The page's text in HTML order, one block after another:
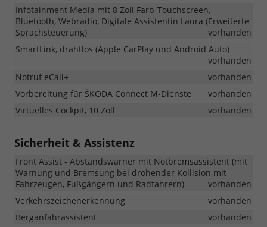
Infotainment Media mit 8 Zoll Farb-Touchscreen,
Bluetooth, Webradio, Digitale Assistentin Laura (Erweiterte
Sprachsteuerung)
vorhanden
SmartLink, drahtlos (Apple CarPlay und Android Auto)
vorhanden
Notruf eCall+
vorhanden
Vorbereitung für ŠKODA Connect M-Dienste
vorhanden
Virtuelles Cockpit, 10 Zoll
vorhanden
Sicherheit & Assistenz
Front Assist - Abstandswarner mit Notbremsassistent (mit
Warnung und Bremsung bei drohender Kollision mit
Fahrzeugen, Fußgängern und Radfahrern)
vorhanden
Verkehrszeichenerkennung
vorhanden
Berganfahrassistent
vorhanden